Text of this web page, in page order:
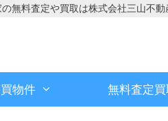
無料査定や買取は株式会社三山不動
物件 無料査定買